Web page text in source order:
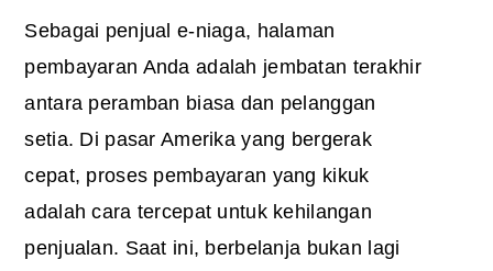
Sebagai penjual e-niaga, halaman
pembayaran Anda adalah jembatan terakhir
antara peramban biasa dan pelanggan
setia. Di pasar Amerika yang bergerak
cepat, proses pembayaran yang kikuk
adalah cara tercepat untuk kehilangan
penjualan. Saat ini, berbelanja bukan lagi